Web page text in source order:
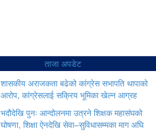
ताजा अपडेट
शासकीय अराजकता बढेको कांग्रेस सभापति थापाको
आरोप, कांग्रेसलाई सक्रिय भूमिका खेल्न आग्रह
भदौदेखि पुनः आन्दोलनमा उत्रने शिक्षक महासंघको
घोषणा, शिक्षा ऐनदेखि सेवा–सुविधासम्मका माग अघि